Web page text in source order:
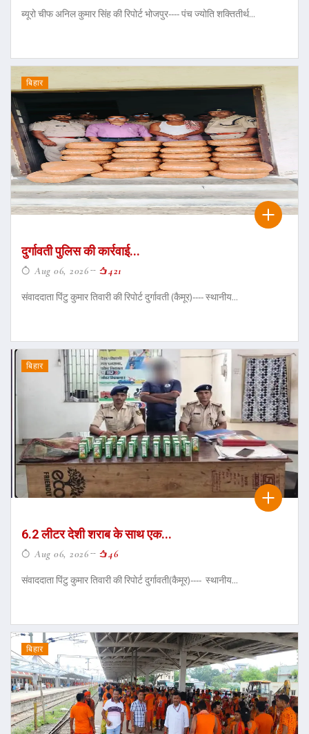
ब्यूरो चीफ अनिल कुमार सिंह की रिपोर्ट भोजपुर---- पंच ज्योति शक्तितीर्थ...
बिहार
दुर्गावती पुलिस की कार्रवाई...
Aug 06, 2026 421
संवाददाता पिंटु कुमार तिवारी की रिपोर्ट दुर्गावती (कैमूर)---- स्थानीय...
बिहार
6.2 लीटर देशी शराब के साथ एक...
Aug 06, 2026 46
संवाददाता पिंटु कुमार तिवारी की रिपोर्ट दुर्गावती(कैमूर)---- स्थानीय...
बिहार